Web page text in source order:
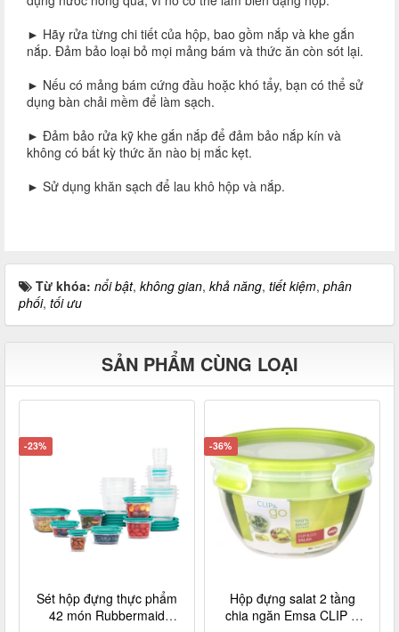
► Hãy rửa từng chi tiết của hộp, bao gồm nắp và khe gắn
nắp. Đảm bảo loại bỏ mọi mảng bám và thức ăn còn sót lại.
► Nếu có mảng bám cứng đầu hoặc khó tẩy, bạn có thể sử
dụng bàn chải mềm để làm sạch.
► Đảm bảo rửa kỹ khe gắn nắp để đảm bảo nắp kín và
không có bất kỳ thức ăn nào bị mắc kẹt.
► Sử dụng khăn sạch để lau khô hộp và nắp.
Từ khóa: nổi bật, không gian, khả năng, tiết kiệm, phân
phối, tối ưu
SẢN PHẨM CÙNG LOẠI
-23%
Sét hộp đựng thực phẩm
42 món Rubbermaid
-36%
Hộp đựng salat 2 tầng
chia ngăn Emsa CLIP &